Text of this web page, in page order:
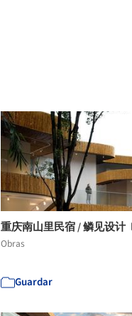
重庆南山里民宿 / 鳞见设计
Obras
Guardar